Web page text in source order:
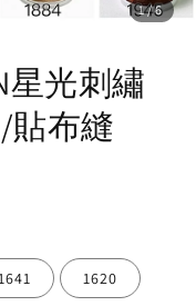
1/6
星光刺繡
布縫
1620